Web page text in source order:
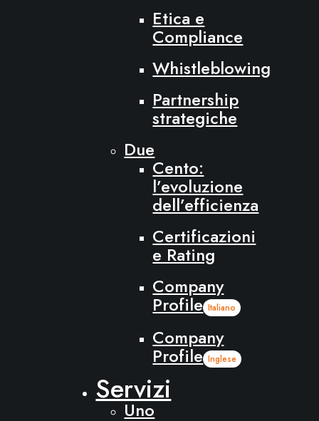
Etica e
Compliance
Whistleblowing
Partnership
strategiche
Due
Cento:
l’evoluzione
dell’efficienza
Certificazioni
e Rating
Company
Profile Italiano
Company
Profile Inglese
Servizi
Uno